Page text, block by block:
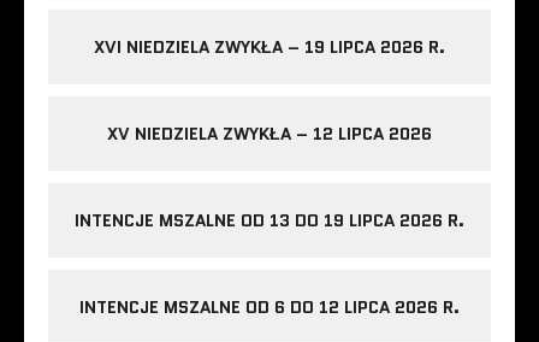
XVI NIEDZIELA ZWYKŁA – 19 LIPCA 2026 R.
XV NIEDZIELA ZWYKŁA – 12 LIPCA 2026
INTENCJE MSZALNE OD 13 DO 19 LIPCA 2026 R.
INTENCJE MSZALNE OD 6 DO 12 LIPCA 2026 R.